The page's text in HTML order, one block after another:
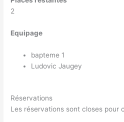
2
Equipage
bapteme 1
Ludovic Jaugey
Réservations
Les réservations sont closes pour